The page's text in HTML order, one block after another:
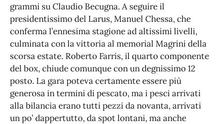
grammi su Claudio Becugna. A seguire il
presidentissimo del Larus, Manuel Chessa, che
conferma l’ennesima stagione ad altissimi livelli,
culminata con la vittoria al memorial Magrini della
scorsa estate. Roberto Farris, il quarto componente
del box, chiude comunque con un degnissimo 12
posto. La gara poteva certamente essere più
generosa in termini di pescato, ma i pesci arrivati
alla bilancia erano tutti pezzi da novanta, arrivati
un po’ dappertutto, da spot lontani, ma anche